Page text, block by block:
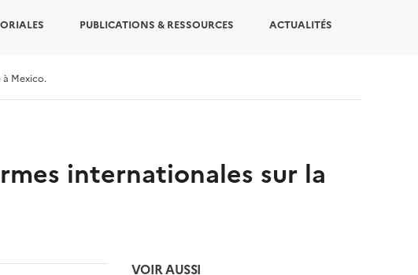
PUBLICATIONS & RESSOURCES ACTUALITÉS
Mexico.
internationales sur la
VOIR AUSSI